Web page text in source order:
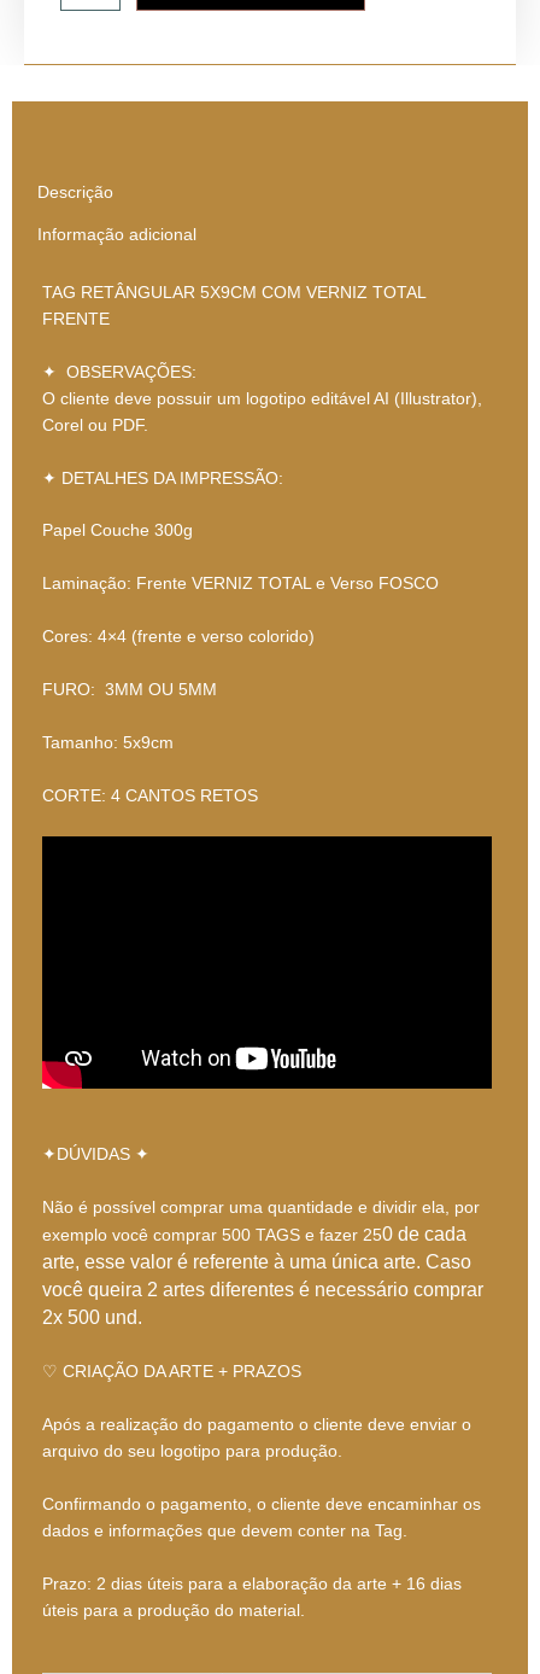
Descrição
Informação adicional
TAG RETÂNGULAR 5X9CM COM VERNIZ TOTAL
FRENTE
✦ OBSERVAÇÕES:
O cliente deve possuir um logotipo editável AI (Illustrator),
Corel ou PDF.
✦ DETALHES DA IMPRESSÃO:
Papel Couche 300g
Laminação: Frente VERNIZ TOTAL e Verso FOSCO
Cores: 4×4 (frente e verso colorido)
FURO: 3MM OU 5MM
Tamanho: 5x9cm
CORTE: 4 CANTOS RETOS
✦DÚVIDAS ✦
Não é possível comprar uma quantidade e dividir ela, por
exemplo você comprar 500 TAGS e fazer 250 de cada
arte, esse valor é referente à uma única arte. Caso
você queira 2 artes diferentes é necessário comprar
2x 500 und.
♡ CRIAÇÃO DA ARTE + PRAZOS
Após a realização do pagamento o cliente deve enviar o
arquivo do seu logotipo para produção.
Confirmando o pagamento, o cliente deve encaminhar os
dados e informações que devem conter na Tag.
Prazo: 2 dias úteis para a elaboração da arte + 16 dias
úteis para a produção do material.